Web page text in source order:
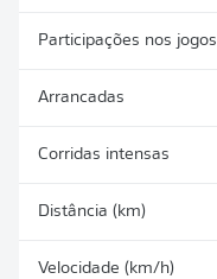
Participações nos jogos
Arrancadas
Corridas intensas
Distância (km)
Velocidade (km/h)